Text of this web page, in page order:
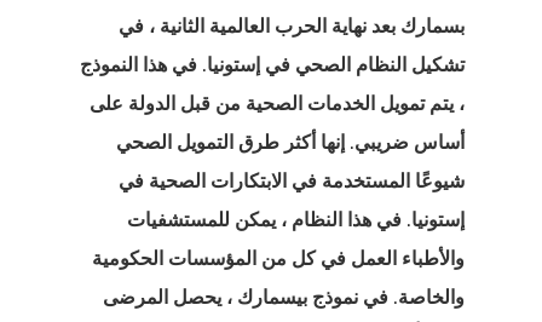
بسمارك بعد نهاية الحرب العالمية الثانية ، في
تشكيل النظام الصحي في إستونيا. في هذا النموذج
، يتم تمويل الخدمات الصحية من قبل الدولة على
أساس ضريبي. إنها أكثر طرق التمويل الصحي
شيوعًا المستخدمة في الابتكارات الصحية في
إستونيا. في هذا النظام ، يمكن للمستشفيات
والأطباء العمل في كل من المؤسسات الحكومية
والخاصة. في نموذج بيسمارك ، يحصل المرضى